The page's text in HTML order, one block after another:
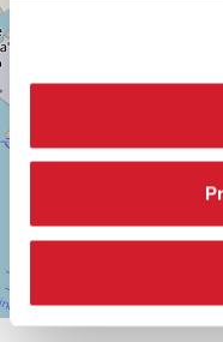
VENEZIA
TEL.
0415218711
info@labiennale.org